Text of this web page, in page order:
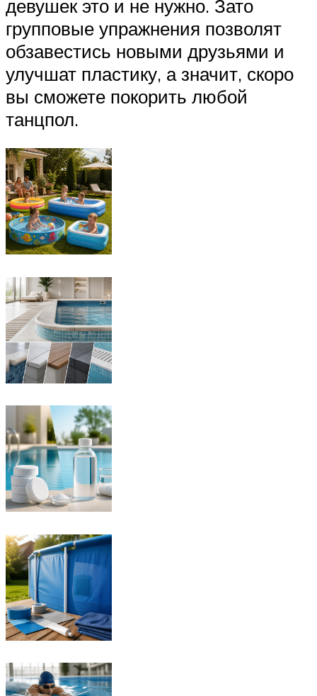
девушек это и не нужно. Зато
групповые упражнения позволят
обзавестись новыми друзьями и
улучшат пластику, а значит, скоро
вы сможете покорить любой
танцпол.